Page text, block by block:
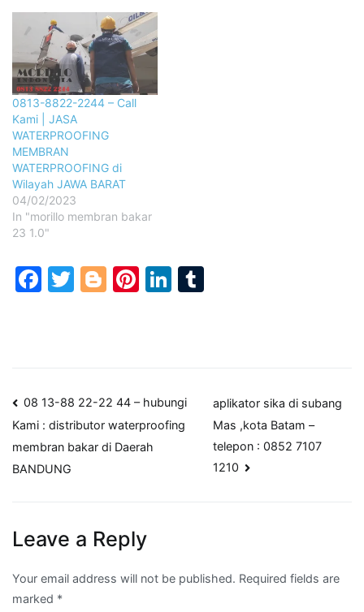
0813-8822-2244 – Call
Kami | JASA
WATERPROOFING
MEMBRAN
WATERPROOFING di
Wilayah JAWA BARAT
04/02/2023
In "morillo membran bakar
23 1.0"
Facebook
Twitter
Blogger
Pinterest
LinkedIn
Post
navigation
08 13-88 22-22 44 – hubungi
Kami : distributor waterproofing
membran bakar di Daerah
BANDUNG
aplikator sika di subang
Mas ,kota Batam –
telepon : 0852 7107
1210
Leave a Reply
Your email address will not be published. Required fields are
marked *